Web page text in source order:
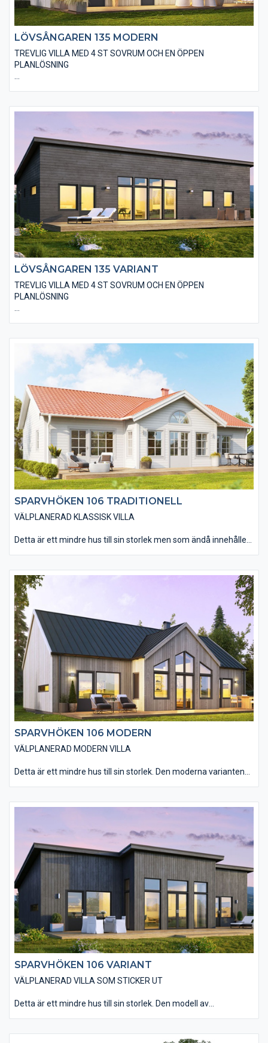
LÖVSÅNGAREN 135 MODERN
TREVLIG VILLA MED 4 ST SOVRUM OCH EN ÖPPEN
PLANLÖSNING
behandlad samt ett modernt plåttak utan markanta
”ryggåstak” i vardagsrummet, vilket innebär en härlig rymd i
denna del. Det finns många trevliga alternativ på utvändiga
material och fönsterstorlekar.
LÖVSÅNGAREN 135 VARIANT
TREVLIG VILLA MED 4 ST SOVRUM OCH EN ÖPPEN
PLANLÖSNING
vardagsrummet med högt uppsatta fönster. Huset blir extra
snyggt med falusvart träpanel, svarta fönster och dörrar.
Naturligtvis finns en mängd olika kulör- och materialalternativ
så att din villa passar in miljön på byggplatsen.
SPARVHÖKEN 106 TRADITIONELL
VÄLPLANERAD KLASSISK VILLA
Detta är ett mindre hus till sin storlek men som ändå innehåller
svensk villa. Modellen passar in i princip överallt. Materialvalen
in- och utvändigt andas den klassiska känslan. Den smarta
planlösningen gör att huset rymmer allt man kan önska sig.
Vardagsrummet har en öppen anslutning till kök och matplats
med tre stora glasdörrar som leder ut till altanen. Välj att öppna
upp innertaket till nock i vardagsrummet (ryggåstak) för att få
ännu mer känsla av rymd i rummet. Huset har tre väl tilltagna
sovrum, ett badrum och en separat toalett.
SPARVHÖKEN 106 MODERN
VÄLPLANERAD MODERN VILLA
Detta är ett mindre hus till sin storlek. Den moderna varianten
Materialvalen in- och utvändigt andas den moderna känslan.
Den smarta planlösningen gör att huset rymmer allt man kan
önska sig. Vardagsrummet har en öppen anslutning till kök och
matplats med tre stora glasdörrar som leder ut till altanen. Välj
att öppna upp innertaket till nock i vardagsrummet (ryggåstak)
för att få ännu mer känsla av rymd i rummet. Huset har tre väl
tilltagna sovrum, ett badrum och en separat toalett.
SPARVHÖKEN 106 VARIANT
VÄLPLANERAD VILLA SOM STICKER UT
Detta är ett mindre hus till sin storlek. Den modell av
Materialvalen in- och utvändigt andas den moderna känslan.